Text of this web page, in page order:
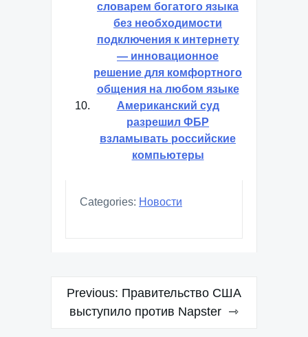
словарем богатого языка
без необходимости
подключения к интернету
— инновационное
решение для комфортного
общения на любом языке
Американский суд
разрешил ФБР
взламывать российские
компьютеры
Categories: Новости
Навигация
по
Previous: Правительство США
выступило против Napster